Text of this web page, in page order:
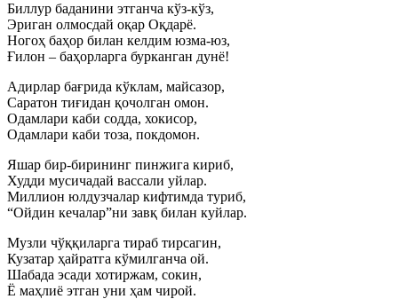
Биллур баданини этганча кўз-кўз,
Эриган олмосдай оқар Оқдарё.
Ногоҳ баҳор билан келдим юзма-юз,
Ғилон – баҳорларга бурканган дунё!
Адирлар бағрида кўклам, майсазор,
Саратон тиғидан қочолган омон.
Одамлари каби содда, хокисор,
Одамлари каби тоза, покдомон.
Яшар бир-бирининг пинжига кириб,
Худди мусичадай вассали уйлар.
Миллион юлдузчалар кифтимда туриб,
“Ойдин кечалар”ни завқ билан куйлар.
Музли чўққиларга тираб тирсагин,
Кузатар ҳайратга кўмилганча ой.
Шабада эсади хотиржам, сокин,
Ё маҳлиё этган уни ҳам чирой.